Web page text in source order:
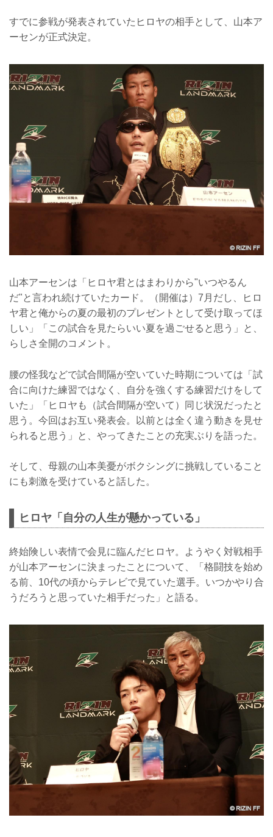
すでに参戦が発表されていたヒロヤの相手として、山本ア
ーセンが正式決定。
山本アーセンは「ヒロヤ君とはまわりから"いつやるん
だ"と言われ続けていたカード。（開催は）7月だし、ヒロ
ヤ君と俺からの夏の最初のプレゼントとして受け取ってほ
しい」「この試合を見たらいい夏を過ごせると思う」と、
らしさ全開のコメント。
腰の怪我などで試合間隔が空いていた時期については「試
合に向けた練習ではなく、自分を強くする練習だけをして
いた」「ヒロヤも（試合間隔が空いて）同じ状況だったと
思う。今回はお互い発表会。以前とは全く違う動きを見せ
られると思う」と、やってきたことの充実ぶりを語った。
そして、母親の山本美憂がボクシングに挑戦していること
にも刺激を受けていると話した。
ヒロヤ「自分の人生が懸かっている」
終始険しい表情で会見に臨んだヒロヤ。ようやく対戦相手
が山本アーセンに決まったことについて、「格闘技を始め
る前、10代の頃からテレビで見ていた選手。いつかやり合
うだろうと思っていた相手だった」と語る。